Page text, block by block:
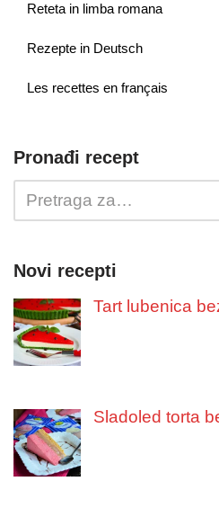
Reteta in limba romana
Rezepte in Deutsch
Les recettes en français
Pronađi recept
Novi recepti
Tart lubenica
Sladoled torta